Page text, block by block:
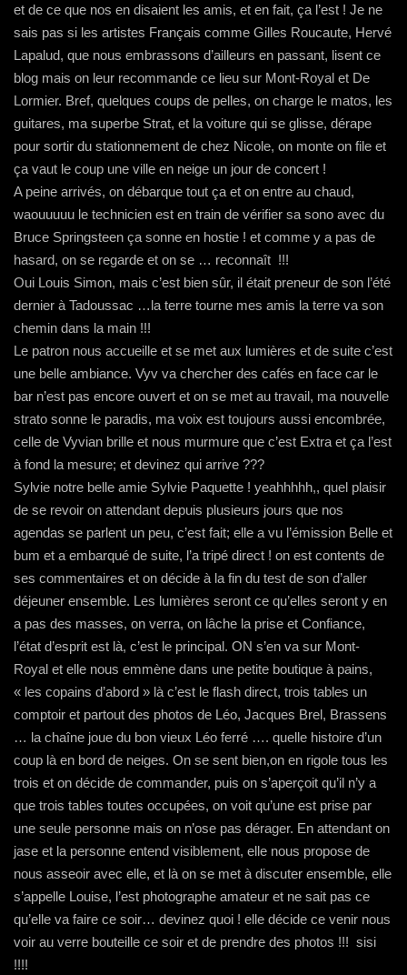
et de ce que nos en disaient les amis, et en fait, ça l’est ! Je ne
sais pas si les artistes Français comme Gilles Roucaute, Hervé
Lapalud, que nous embrassons d’ailleurs en passant, lisent ce
blog mais on leur recommande ce lieu sur Mont-Royal et De
Lormier. Bref, quelques coups de pelles, on charge le matos, les
guitares, ma superbe Strat, et la voiture qui se glisse, dérape
pour sortir du stationnement de chez Nicole, on monte on file et
ça vaut le coup une ville en neige un jour de concert !
A peine arrivés, on débarque tout ça et on entre au chaud,
waouuuuu le technicien est en train de vérifier sa sono avec du
Bruce Springsteen ça sonne en hostie ! et comme y a pas de
hasard, on se regarde et on se … reconnaît !!!
Oui Louis Simon, mais c’est bien sûr, il était preneur de son l’été
dernier à Tadoussac …la terre tourne mes amis la terre va son
chemin dans la main !!!
Le patron nous accueille et se met aux lumières et de suite c’est
une belle ambiance. Vyv va chercher des cafés en face car le
bar n’est pas encore ouvert et on se met au travail, ma nouvelle
strato sonne le paradis, ma voix est toujours aussi encombrée,
celle de Vyvian brille et nous murmure que c’est Extra et ça l’est
à fond la mesure; et devinez qui arrive ???
Sylvie notre belle amie Sylvie Paquette ! yeahhhhh,, quel plaisir
de se revoir on attendant depuis plusieurs jours que nos
agendas se parlent un peu, c’est fait; elle a vu l’émission Belle et
bum et a embarqué de suite, l’a tripé direct ! on est contents de
ses commentaires et on décide à la fin du test de son d’aller
déjeuner ensemble. Les lumières seront ce qu’elles seront y en
a pas des masses, on verra, on lâche la prise et Confiance,
l’état d’esprit est là, c’est le principal. ON s’en va sur Mont-
Royal et elle nous emmène dans une petite boutique à pains,
« les copains d’abord » là c’est le flash direct, trois tables un
comptoir et partout des photos de Léo, Jacques Brel, Brassens
… la chaîne joue du bon vieux Léo ferré …. quelle histoire d’un
coup là en bord de neiges. On se sent bien,on en rigole tous les
trois et on décide de commander, puis on s’aperçoit qu’il n’y a
que trois tables toutes occupées, on voit qu’une est prise par
une seule personne mais on n’ose pas dérager. En attendant on
jase et la personne entend visiblement, elle nous propose de
nous asseoir avec elle, et là on se met à discuter ensemble, elle
s’appelle Louise, l’est photographe amateur et ne sait pas ce
qu’elle va faire ce soir… devinez quoi ! elle décide ce venir nous
voir au verre bouteille ce soir et de prendre des photos !!! sisi
!!!!